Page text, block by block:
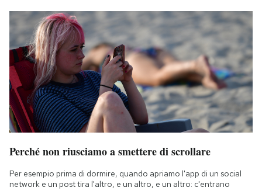
Perché non riusciamo a smettere di scrollare
Per esempio prima di dormire, quando apriamo l'app di un social
network e un post tira l'altro, e un altro, e un altro: c'entrano